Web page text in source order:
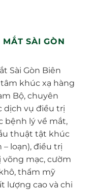
SÀI GÒN
Sài Gòn Biên
khúc xạ hàng
Bộ, chuyên
dịch vụ điều trị
bệnh lý về mắt,
thuật tật khúc
– loạn), điều trị
võng mạc, cườm
thẩm mỹ
lượng cao và chi